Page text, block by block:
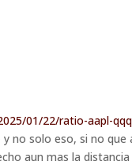
01/22/ratio-aapl-
no solo eso, si no
aun mas la